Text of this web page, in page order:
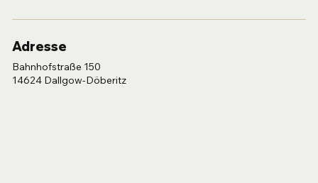
Adresse
Bahnhofstraße 150
14624 Dallgow-Döberitz